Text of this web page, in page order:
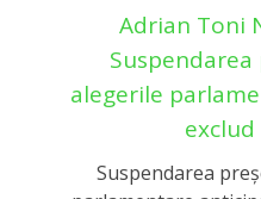
Adrian Toni
alegerile
Suspendarea